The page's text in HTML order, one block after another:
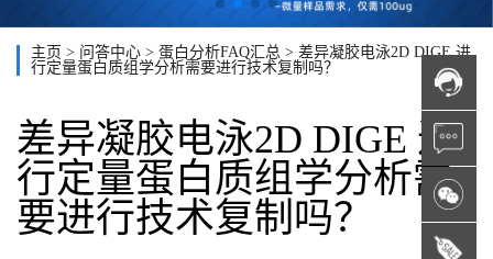
主页 > 问答中心 > 蛋白分析FAQ汇总 > 差异凝胶电泳2D DIGE 进
行定量蛋白质组学分析需要进行技术复制吗？
差异凝胶电泳2D DIGE 进
行定量蛋白质组学分析需
要进行技术复制吗？